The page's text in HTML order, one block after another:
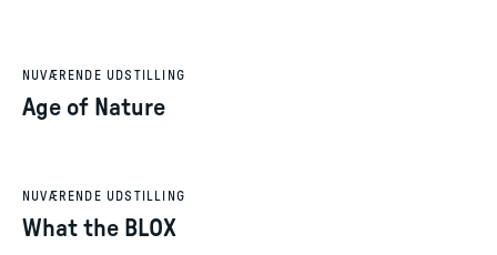
NUVÆRENDE UDSTILLING
Age of Nature
NUVÆRENDE UDSTILLING
What the BLOX